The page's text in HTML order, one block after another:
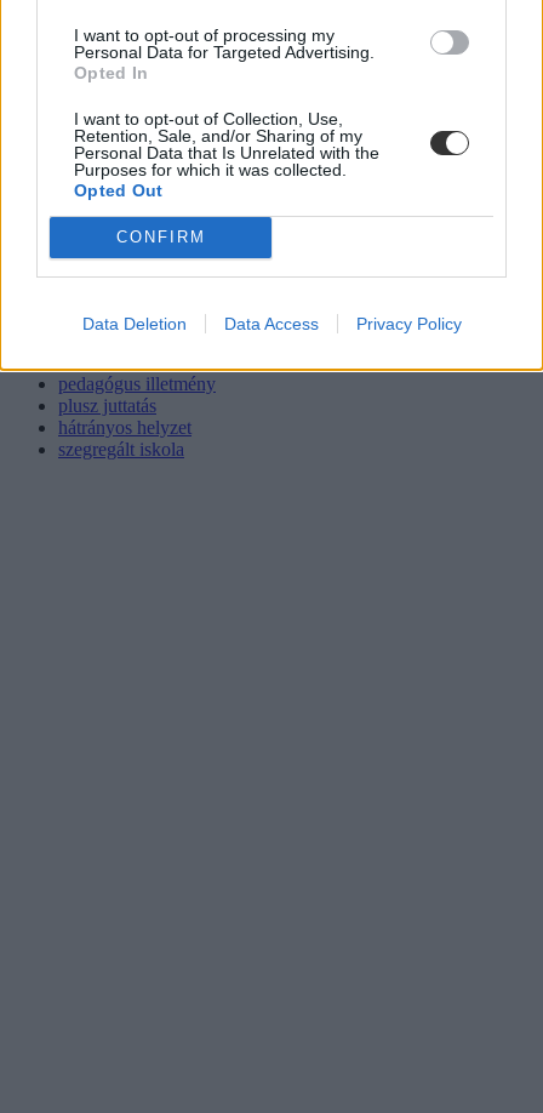
I want to opt-out of processing my
Personal Data for Targeted Advertising.
Opted In
I want to opt-out of Collection, Use,
Retention, Sale, and/or Sharing of my
Personal Data that Is Unrelated with the
Purposes for which it was collected.
Opted Out
CONFIRM
Data Deletion Data Access Privacy Policy
hátrányos helyzetű diák
pedagógus illetmény
plusz juttatás
hátrányos helyzet
szegregált iskola